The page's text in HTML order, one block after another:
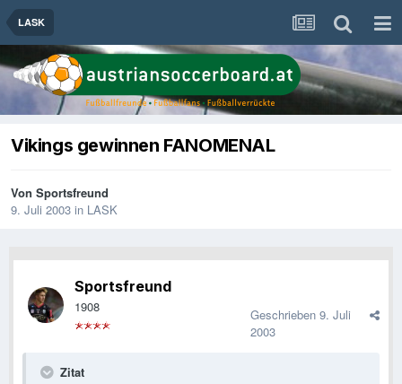
LASK
Vikings gewinnen FANOMENAL
Von Sportsfreund
9. Juli 2003 in LASK
Sportsfreund
1908 Geschrieben 9. Juli
2003
Zitat